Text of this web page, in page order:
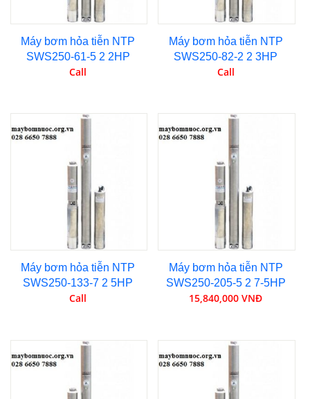
Máy bơm hỏa tiễn NTP
SWS250-61-5 2 2HP
Call
Máy bơm hỏa tiễn NTP
SWS250-82-2 2 3HP
Call
Máy bơm hỏa tiễn NTP
SWS250-133-7 2 5HP
Call
Máy bơm hỏa tiễn NTP
SWS250-205-5 2 7-5HP
15,840,000 VNĐ